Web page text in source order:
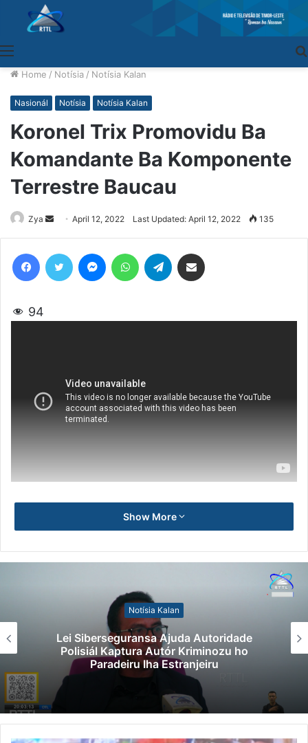
Home / Notísia / Notísia Kalan
Nasionál Notísia Notísia Kalan
Koronel Trix Promovidu Ba
Komandante Ba Komponente
Terrestre Baucau
Zya
Send
an
email
April 12, 2022 Last Updated: April 12, 2022 135
94
Show More
Notísia Kalan
Lei Siberseguransa Ajuda Autoridade
Polisiál Kaptura Autór Kriminozu ho
Paradeiru Iha Estranjeiru